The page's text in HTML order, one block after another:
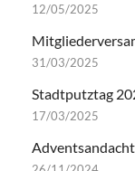
12/05/2025
31/03/2025
Stadtputztag
17/03/2025